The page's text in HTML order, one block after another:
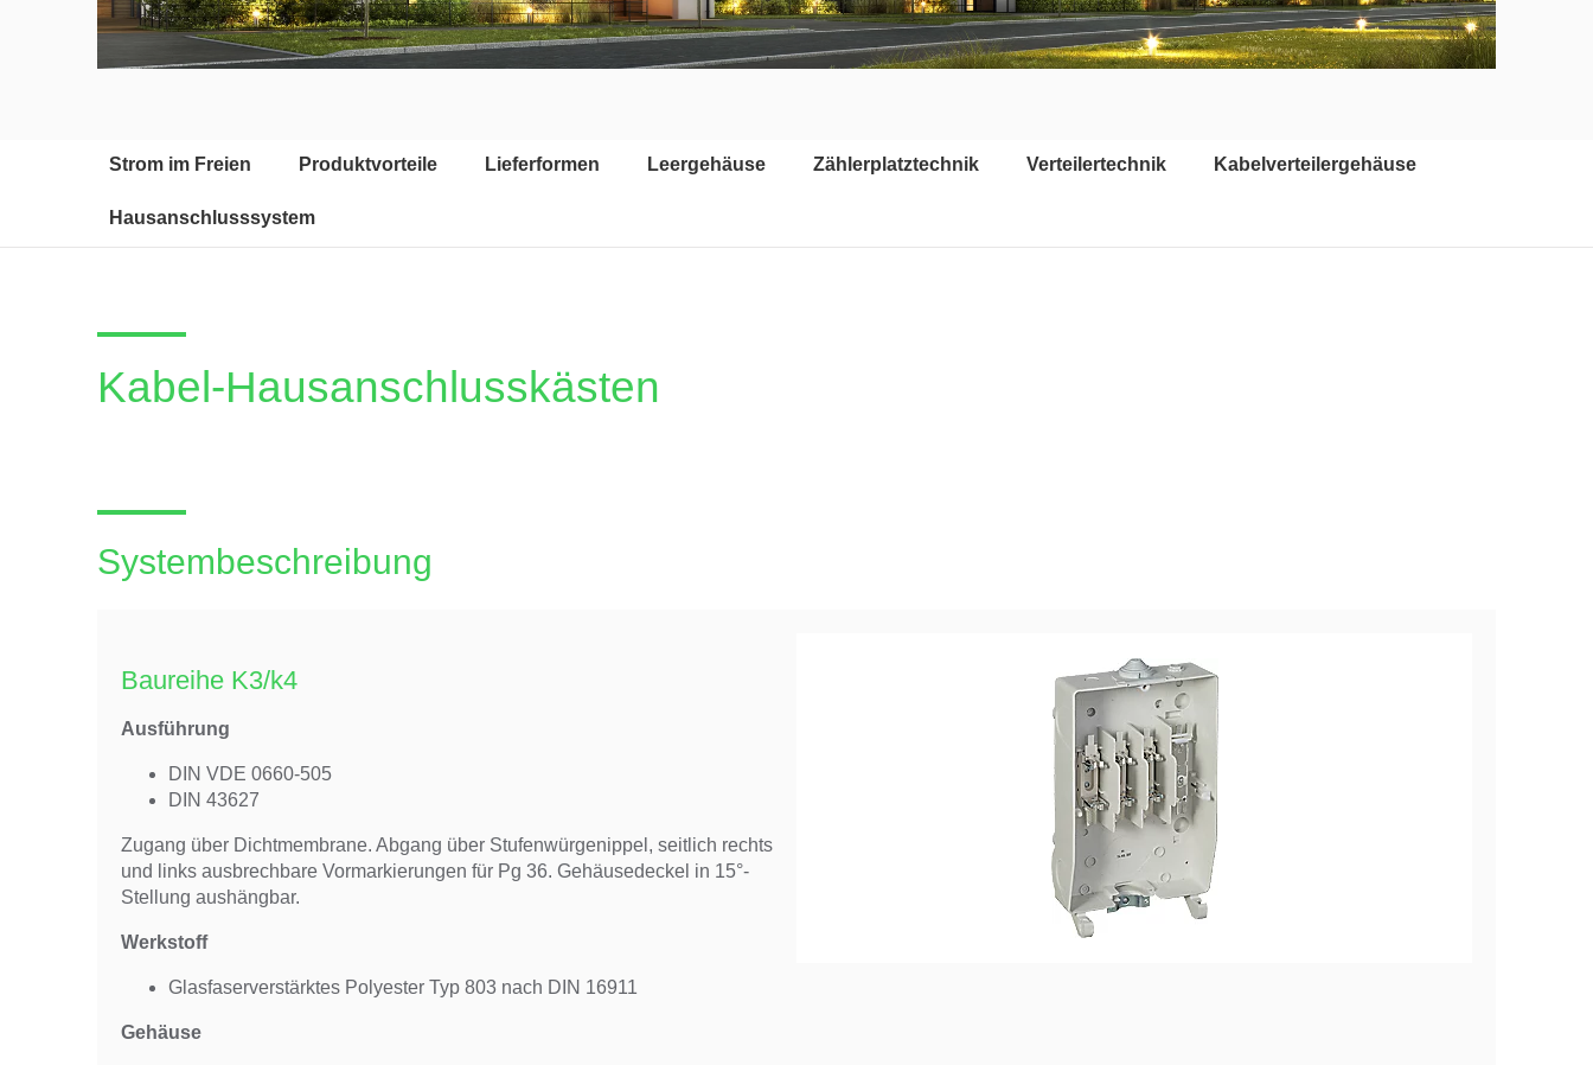
Strom im Freien Produktvorteile Lieferformen Leergehäuse Zählerplatztechnik Verteilertechnik Kabelverteilergehäuse
Hausanschlusssystem
Kabel-Hausanschlusskästen
Systembeschreibung
Baureihe K3/k4
Ausführung
DIN VDE 0660-505
DIN 43627
Zugang über Dichtmembrane. Abgang über Stufenwürgenippel, seitlich rechts
und links ausbrechbare Vormarkierungen für Pg 36. Gehäusedeckel in 15°-
Stellung aushängbar.
Werkstoff
Glasfaserverstärktes Polyester Typ 803 nach DIN 16911
Gehäuse